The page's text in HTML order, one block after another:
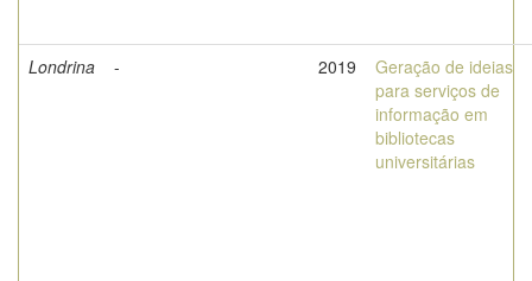
Londrina - 2019
Geração de ideias
para serviços de
informação em
bibliotecas
universitárias